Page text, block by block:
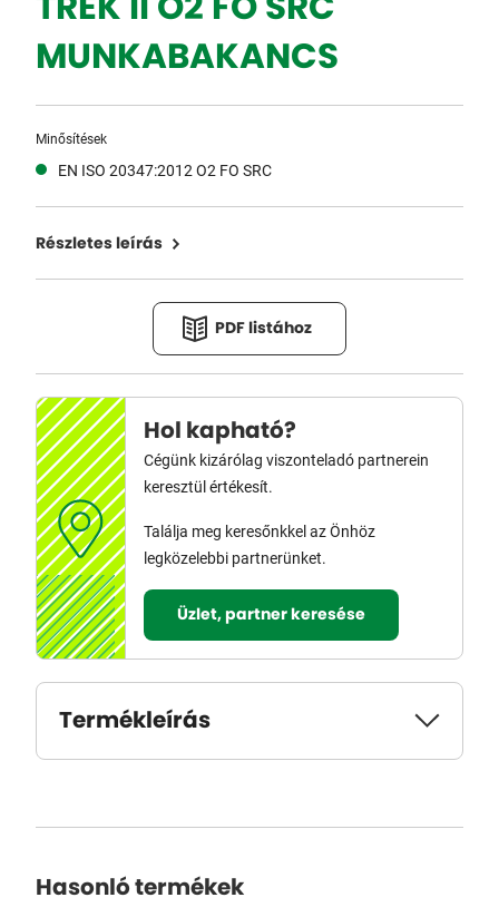
TREK II O2 FO SRC
MUNKABAKANCS
Minősítések
EN ISO 20347:2012 O2 FO SRC
Részletes leírás
PDF listához
Hol kapható?
Cégünk kizárólag viszonteladó partnerein
keresztül értékesít.
Találja meg keresőnkkel az Önhöz
legközelebbi partnerünket.
Üzlet, partner keresése
Termékleírás
Hasonló termékek